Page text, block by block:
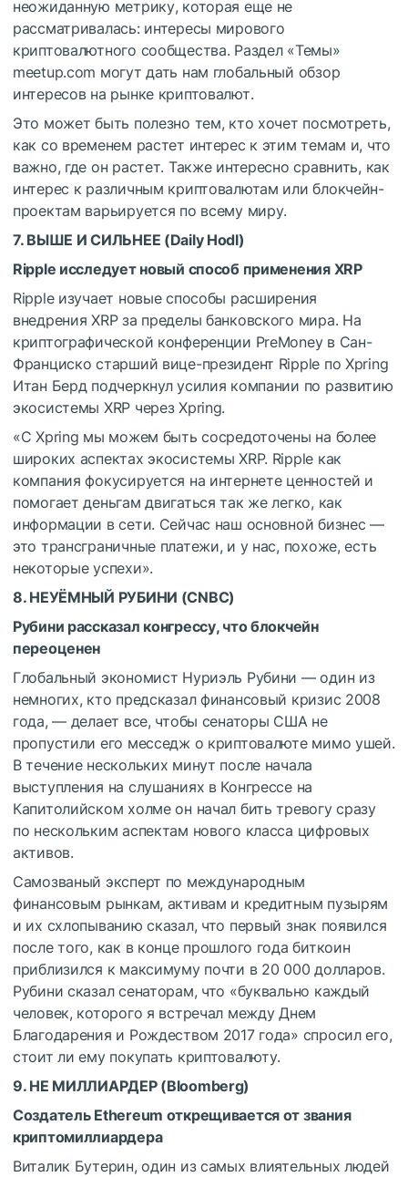
неожиданную метрику, которая еще не
рассматривалась: интересы мирового
криптовалютного сообщества. Раздел «Темы»
meetup.com могут дать нам глобальный обзор
интересов на рынке криптовалют.
Это может быть полезно тем, кто хочет посмотреть,
как со временем растет интерес к этим темам и, что
важно, где он растет. Также интересно сравнить, как
интерес к различным криптовалютам или блокчейн-
проектам варьируется по всему миру.
7. ВЫШЕ И СИЛЬНЕЕ (Daily Hodl)
Ripple исследует новый способ применения XRP
Ripple изучает новые способы расширения
внедрения XRP за пределы банковского мира. На
криптографической конференции PreMoney в Сан-
Франциско старший вице-президент Ripple по Xpring
Итан Берд подчеркнул усилия компании по развитию
экосистемы XRP через Xpring.
«С Xpring мы можем быть сосредоточены на более
широких аспектах экосистемы XRP. Ripple как
компания фокусируется на интернете ценностей и
помогает деньгам двигаться так же легко, как
информации в сети. Сейчас наш основной бизнес —
это трансграничные платежи, и у нас, похоже, есть
некоторые успехи».
8. НЕУЁМНЫЙ РУБИНИ (CNBC)
Рубини рассказал конгрессу, что блокчейн
переоценен
Глобальный экономист Нуриэль Рубини — один из
немногих, кто предсказал финансовый кризис 2008
года, — делает все, чтобы сенаторы США не
пропустили его месседж о криптовалюте мимо ушей.
В течение нескольких минут после начала
выступления на слушаниях в Конгрессе на
Капитолийском холме он начал бить тревогу сразу
по нескольким аспектам нового класса цифровых
активов.
Самозваный эксперт по международным
финансовым рынкам, активам и кредитным пузырям
и их схлопыванию сказал, что первый знак появился
после того, как в конце прошлого года биткоин
приблизился к максимуму почти в 20 000 долларов.
Рубини сказал сенаторам, что «буквально каждый
человек, которого я встречал между Днем
Благодарения и Рождеством 2017 года» спросил его,
стоит ли ему покупать криптовалюту.
9. НЕ МИЛЛИАРДЕР (Bloomberg)
Создатель Ethereum открещивается от звания
криптомиллиардера
Виталик Бутерин, один из самых влиятельных людей